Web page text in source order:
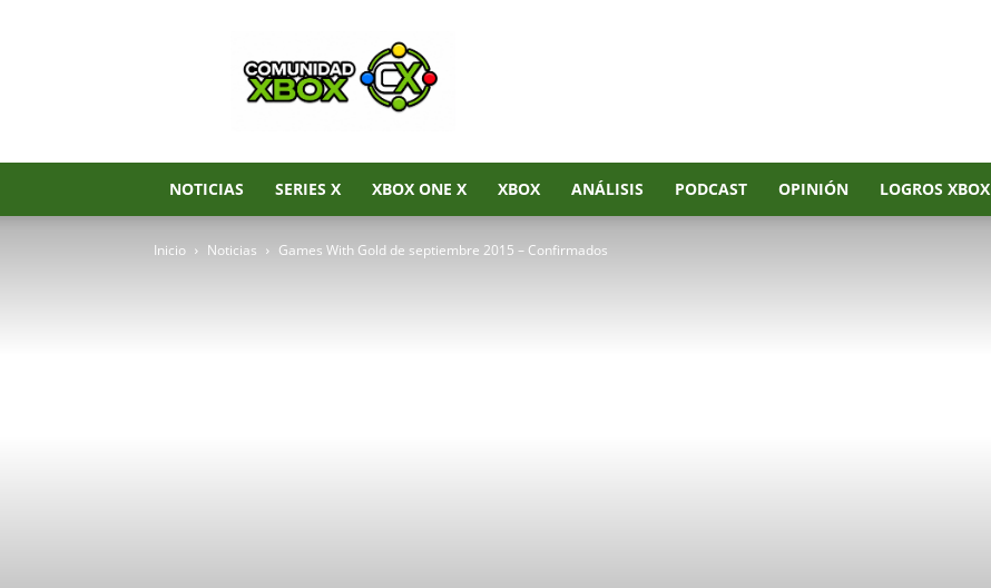
Noticias
de
Xbox
Series
Xbox
One
360
NOTICIAS SERIES X XBOX ONE X XBOX ANÁLISIS PODCAST OPINIÓN LOGROS XBOX
Inicio Noticias Games With Gold de septiembre 2015 – Confirmados